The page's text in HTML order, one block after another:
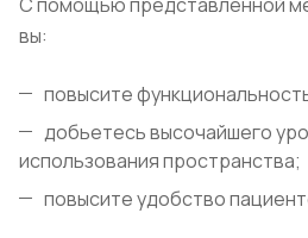
вы:
повысите
добьетесь высочайшего
использования пространства;
повысите удобство